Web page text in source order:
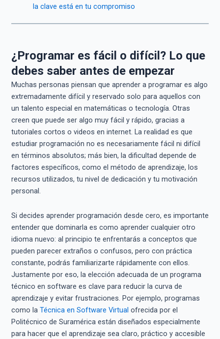
la clave está en tu compromiso
¿Programar es fácil o difícil? Lo que
debes saber antes de empezar
Muchas personas piensan que aprender a programar es algo
extremadamente difícil y reservado solo para aquellos con
un talento especial en matemáticas o tecnología. Otras
creen que puede ser algo muy fácil y rápido, gracias a
tutoriales cortos o videos en internet. La realidad es que
estudiar programación no es necesariamente fácil ni difícil
en términos absolutos; más bien, la dificultad depende de
factores específicos, como el método de aprendizaje, los
recursos utilizados, tu nivel de dedicación y tu motivación
personal.
Si decides aprender programación desde cero, es importante
entender que dominarla es como aprender cualquier otro
idioma nuevo: al principio te enfrentarás a conceptos que
pueden parecer extraños o confusos, pero con práctica
constante, podrás familiarizarte rápidamente con ellos.
Justamente por eso, la elección adecuada de un programa
técnico en software es clave para reducir la curva de
aprendizaje y evitar frustraciones. Por ejemplo, programas
como la Técnica en Software Virtual ofrecida por el
Politécnico de Suramérica están diseñados especialmente
para hacer que el aprendizaje sea claro, práctico y accesible